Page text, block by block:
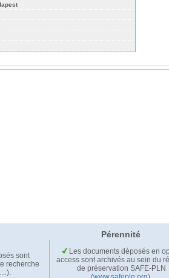
Pérennité
sont
recherche
Les documents déposés en
access sont archivés au sein du
de préservation SAFE-PLN